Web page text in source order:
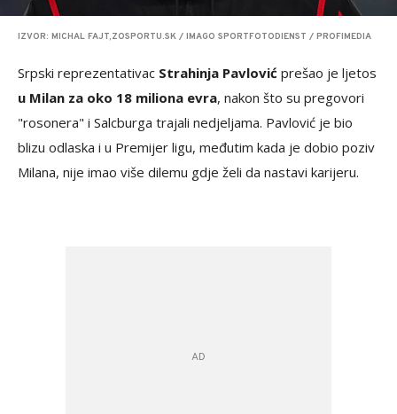
IZVOR: MICHAL FAJT,ZOSPORTU.SK / IMAGO SPORTFOTODIENST / PROFIMEDIA
Srpski reprezentativac Strahinja Pavlović prešao je ljetos
u Milan za oko 18 miliona evra, nakon što su pregovori
"rosonera" i Salcburga trajali nedjeljama. Pavlović je bio
blizu odlaska i u Premijer ligu, međutim kada je dobio poziv
Milana, nije imao više dilemu gdje želi da nastavi karijeru.